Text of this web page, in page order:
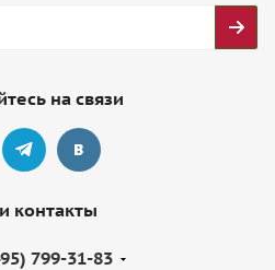
на связи
контакты
799-31-83